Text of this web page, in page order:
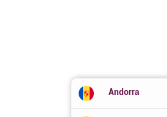
Andorra